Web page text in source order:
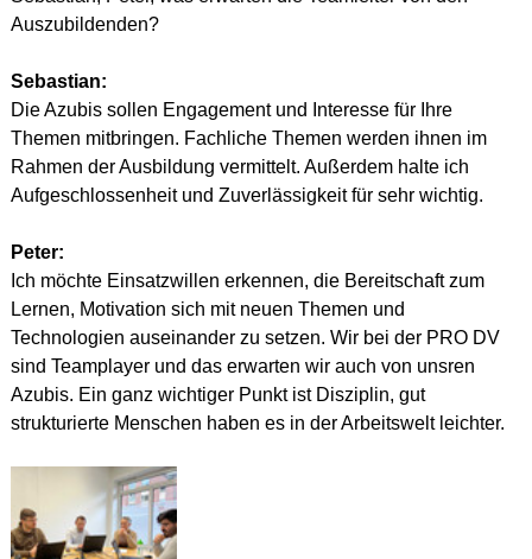
Auszubildenden?
Sebastian:
Die Azubis sollen Engagement und Interesse für Ihre
Themen mitbringen. Fachliche Themen werden ihnen im
Rahmen der Ausbildung vermittelt. Außerdem halte ich
Aufgeschlossenheit und Zuverlässigkeit für sehr wichtig.
Peter:
Ich möchte Einsatzwillen erkennen, die Bereitschaft zum
Lernen, Motivation sich mit neuen Themen und
Technologien auseinander zu setzen. Wir bei der PRO DV
sind Teamplayer und das erwarten wir auch von unsren
Azubis. Ein ganz wichtiger Punkt ist Disziplin, gut
strukturierte Menschen haben es in der Arbeitswelt leichter.